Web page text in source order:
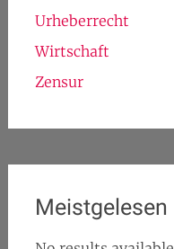
Urheberrecht
Wirtschaft
Zensur
Meistgelesen